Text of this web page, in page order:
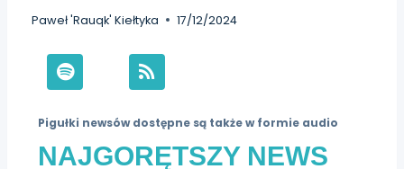
Paweł 'Rauqk' Kiełtyka 17/12/2024
Pigułki newsów dostępne są także w formie audio
NAJGORĘTSZY NEWS